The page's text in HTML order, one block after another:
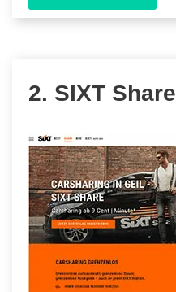
2. SIXT Share